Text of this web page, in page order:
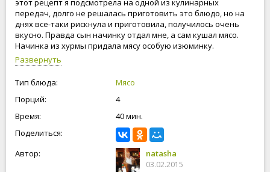
этот рецепт я подсмотрела на одной из кулинарных
передач, долго не решалась приготовить это блюдо, но на
днях все-таки рискнула и приготовила, получилось очень
вкусно. Правда сын начинку отдал мне, а сам кушал мясо.
Начинка из хурмы придала мясу особую изюминку.
Рекомендую!
Развернуть
Тип блюда:
Мясо
Порций:
4
Время:
40 мин.
Поделиться:
Автор:
natasha
03.02.2015